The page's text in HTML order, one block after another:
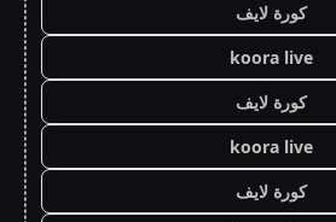
كورة لايف
koora live
كورة لايف
koora live
كورة لايف